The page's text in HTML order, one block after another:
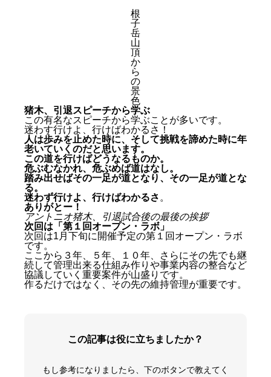
根
子
岳
山
頂
か
ら
の
景
色
猪木、引退スピーチから学ぶ
この有名なスピーチから学ぶことが多いです。
迷わす行けよ、行けばわかるさ！
人は歩みを止めた時に、そして挑戦を諦めた時に年
老いていくのだと思います。
この道を行けばどうなるものか。
危ぶむなかれ、危ぶめば道はなし。
踏み出せばその一足が道となり、その一足が道とな
る。
迷わず行けよ、行けばわかるさ 。
ありがとー！
アントニオ猪木、引退試合後の最後の挨拶
次回は「第１回オープン・ラボ」
次回は1月下旬に開催予定の第１回オープン・ラボ
です。
ここから３年、５年、１０年、さらにその先でも継
続して管理出来る仕組み作りや事業内容の整合など
協議していく重要案件が山盛りです。
作るだけではなく、その先の維持管理が重要です。
この記事は役に立ちましたか？
もし参考になりましたら、下のボタンで教えてく
2023年、始動！！
オープン・ラボに先駆けて
当日は結構吹雪いていた
雪の中、お越し頂きました
説明会後に感じた反省点
猪木、引退スピーチから学ぶ
次回は「第１回オープン・ラボ」